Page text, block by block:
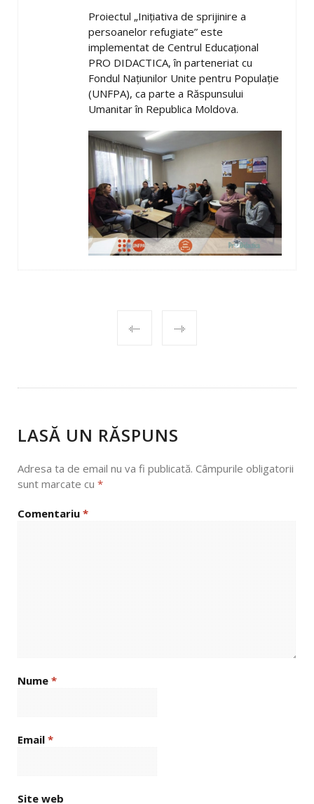
Proiectul „Inițiativa de sprijinire a
persoanelor refugiate” este
implementat de Centrul Educațional
PRO DIDACTICA, în parteneriat cu
Fondul Națiunilor Unite pentru Populație
(UNFPA), ca parte a Răspunsului
Umanitar în Republica Moldova.
NAVIGATION
LASĂ UN RĂSPUNS
Adresa ta de email nu va fi publicată. Câmpurile obligatorii
sunt marcate cu *
Comentariu *
Nume *
Email *
Site web